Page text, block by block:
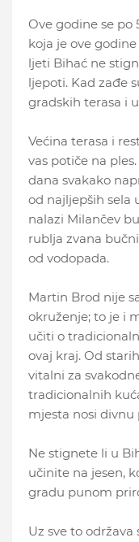
Ove godine se po
koja je ove
ljeti Bihać ne
ljepoti. Kad zađe
gradskih terasa i
Većina terasa i
vas potiče na
dana svakako
od najljepših sela
nalazi Milančev
rublja zvana
od vodopada.
Martin Brod nije
okruženje; to je i
učiti o
ovaj kraj. Od
vitalni za
tradicionalnih
mjesta nosi divnu
Ne stignete li u
učinite na jesen,
gradu punom
Uz sve to